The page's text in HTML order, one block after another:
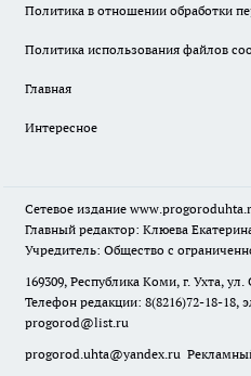
Политика в отношении обработки
Политика использования файлов
Главная
Интересное
Сетевое издание
Главный редактор: Клюева
Учредитель: Общество с
169309, Республика Коми, г. Ухта,
Телефон редакции: 8(8216)72-18-18,
progorod@list.ru
progorod.uhta@yandex.ru